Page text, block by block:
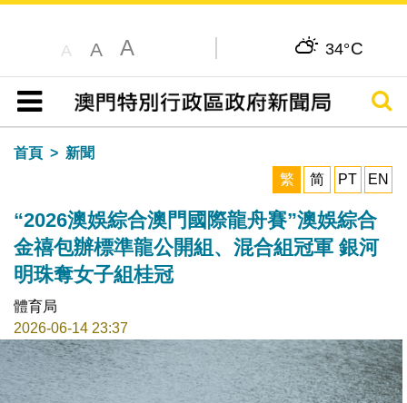
A A A 34°C
目錄
搜尋
首頁
新聞
繁
简 PT EN
“2026澳娛綜合澳門國際龍舟賽”澳娛綜合
金禧包辦標準龍公開組、混合組冠軍 銀河
明珠奪女子組桂冠
體育局
2026-06-14 23:37